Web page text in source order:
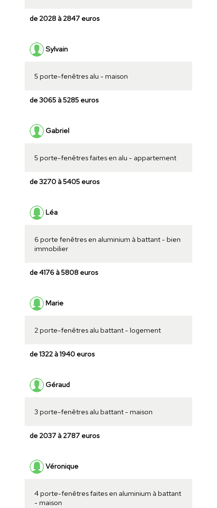
de 2028 à 2847 euros
Sylvain
5 porte-fenêtres alu - maison
de 3065 à 5285 euros
Gabriel
5 porte-fenêtres faites en alu - appartement
de 3270 à 5405 euros
Léa
6 porte fenêtres en aluminium à battant - bien
immobilier
de 4176 à 5808 euros
Marie
2 porte-fenêtres alu battant - logement
de 1322 à 1940 euros
Géraud
3 porte-fenêtres alu battant - maison
de 2037 à 2787 euros
Véronique
4 porte-fenêtres faites en aluminium à battant
- maison